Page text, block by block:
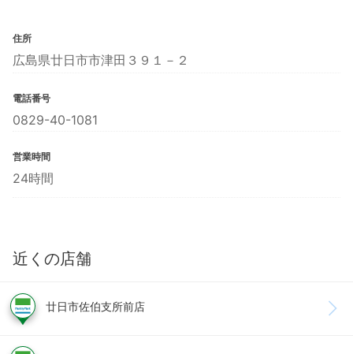
住所
広島県廿日市市津田３９１－２
電話番号
0829-40-1081
営業時間
24時間
近くの店舗
廿日市佐伯支所前店